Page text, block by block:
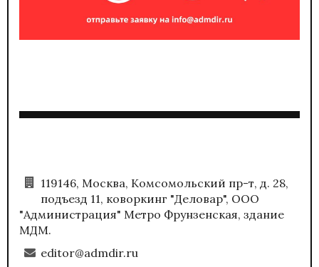
119146, Москва, Комсомольский пр-т, д. 28,
подъезд 11, коворкинг "Деловар", ООО
"Администрация" Метро Фрунзенская, здание
МДМ.
editor@admdir.ru